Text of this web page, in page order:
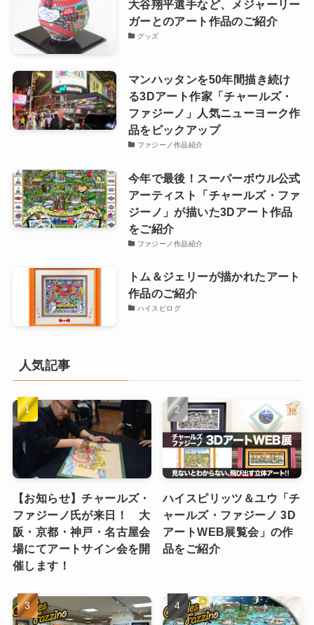
大谷翔平選手など、メジャーリー
ガーとのアート作品のご紹介
グッズ
マンハッタンを50年間描き続け
る3Dアート作家「チャールズ・
ファジーノ」人気ニューヨーク作
品をピックアップ
ファジーノ作品紹介
今年で最後！スーパーボウル公式
アーティスト「チャールズ・ファ
ジーノ」が描いた3Dアート作品
をご紹介
ファジーノ作品紹介
トム＆ジェリーが描かれたアート
作品のご紹介
ハイスピログ
人気記事
【お知らせ】チャールズ・
ファジーノ氏が来日！ 大
阪・京都・神戸・名古屋会
場にてアートサイン会を開
催します！
ハイスピリッツ＆ユウ「チ
ャールズ・ファジーノ 3D
アートWEB展覧会」の作
品をご紹介